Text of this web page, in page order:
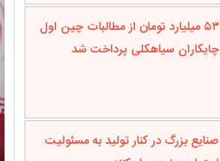
۵۳ میلیارد تومان از مطالبات چین اول
چایکاران سیاهکلی پرداخت شد
صنایع بزرگ در کنار تولید به مسئولیت